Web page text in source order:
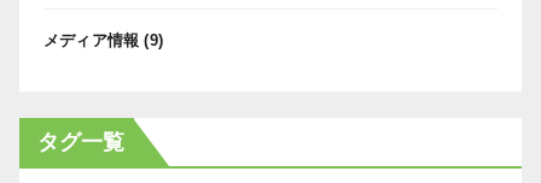
メディア情報 (9)
タグ一覧